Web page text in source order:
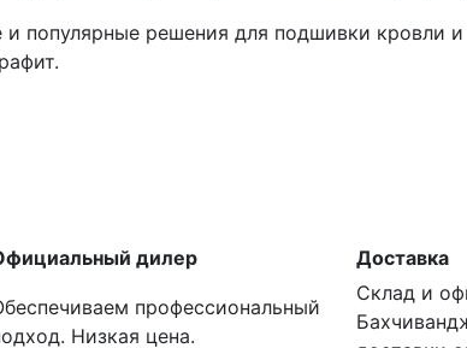
популярные решения для подшивки кровли и
дилер
Доставка
профессиональный
Низкая цена.
Склад и